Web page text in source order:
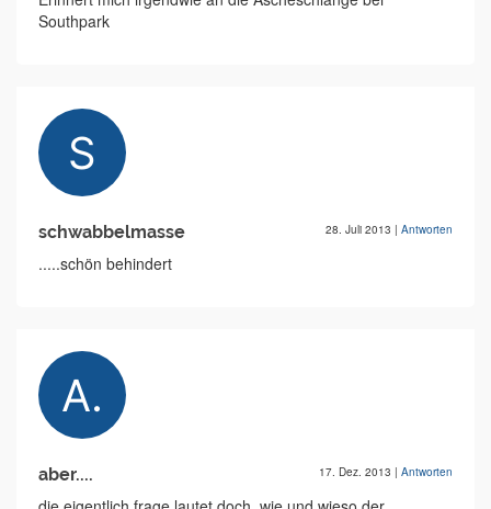
Southpark
schwabbelmasse 28. Juli 2013 | Antworten
.....schön behindert
aber.... 17. Dez. 2013 | Antworten